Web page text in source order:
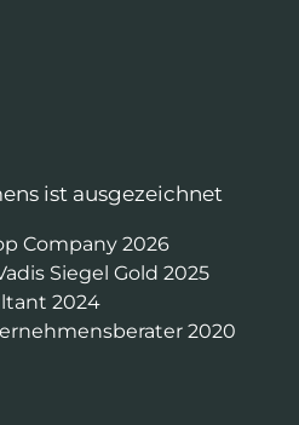
ist ausgezeichnet
Company 2026
Siegel Gold 2025
2024
2020